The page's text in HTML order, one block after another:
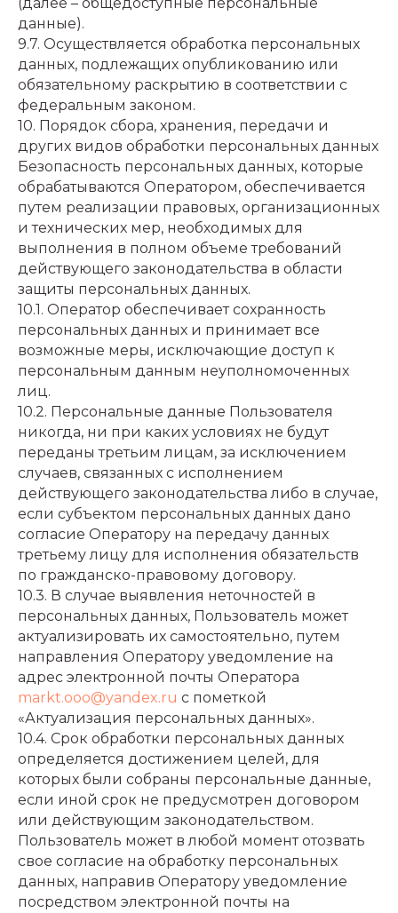
(далее – общедоступные персональные
данные).
9.7. Осуществляется обработка персональных
данных, подлежащих опубликованию или
обязательному раскрытию в соответствии с
федеральным законом.
10. Порядок сбора, хранения, передачи и
других видов обработки персональных данных
Безопасность персональных данных, которые
обрабатываются Оператором, обеспечивается
путем реализации правовых, организационных
и технических мер, необходимых для
выполнения в полном объеме требований
действующего законодательства в области
защиты персональных данных.
10.1. Оператор обеспечивает сохранность
персональных данных и принимает все
возможные меры, исключающие доступ к
персональным данным неуполномоченных
лиц.
10.2. Персональные данные Пользователя
никогда, ни при каких условиях не будут
переданы третьим лицам, за исключением
случаев, связанных с исполнением
действующего законодательства либо в случае,
если субъектом персональных данных дано
согласие Оператору на передачу данных
третьему лицу для исполнения обязательств
по гражданско-правовому договору.
10.3. В случае выявления неточностей в
персональных данных, Пользователь может
актуализировать их самостоятельно, путем
направления Оператору уведомление на
адрес электронной почты Оператора
markt.ooo@yandex.ru с пометкой
«Актуализация персональных данных».
10.4. Срок обработки персональных данных
определяется достижением целей, для
которых были собраны персональные данные,
если иной срок не предусмотрен договором
или действующим законодательством.
Пользователь может в любой момент отозвать
свое согласие на обработку персональных
данных, направив Оператору уведомление
посредством электронной почты на